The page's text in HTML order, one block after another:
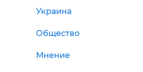
Украина
Общество
Мнение